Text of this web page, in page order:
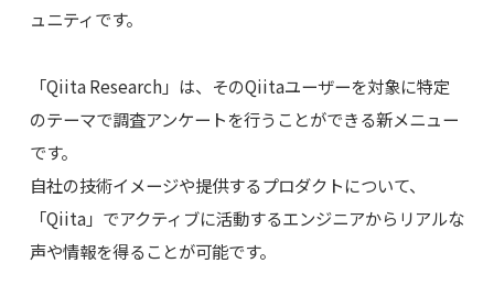
ュニティです。
「Qiita Research」は、そのQiitaユーザーを対象に特定
のテーマで調査アンケートを行うことができる新メニュー
です。
自社の技術イメージや提供するプロダクトについて、
「Qiita」でアクティブに活動するエンジニアからリアルな
声や情報を得ることが可能です。